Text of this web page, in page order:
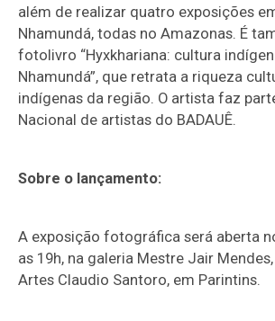
além de realizar quatro exposições
Nhamundá, todas no Amazonas. É
fotolivro “Hyxkhariana: cultura
Nhamundá”, que retrata a riqueza
indígenas da região. O artista faz
Nacional de artistas do BADAUÊ.
Sobre o lançamento:
A exposição fotográfica será aberta
as 19h, na galeria Mestre Jair
Artes Claudio Santoro, em Parintins.